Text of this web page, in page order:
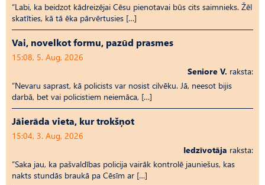
“Labi, ka beidzot kādreizējai Cēsu pienotavai būs cits saimnieks. Žēl
skatīties, kā tā ēka pārvērtusies […]
Vai, novelkot formu, pazūd prasmes
15:08, 5. Aug, 2026
Seniore V. raksta:
“Nevaru saprast, kā policists var nosist cilvēku. Jā, neesot bijis
darbā, bet vai policistiem neiemāca, […]
Jāierāda vieta, kur trokšņot
15:04, 3. Aug, 2026
Iedzīvotāja raksta:
“Saka jau, ka pašvaldības policija vairāk kontrolē jauniešus, kas
nakts stundās braukā pa Cēsīm ar […]